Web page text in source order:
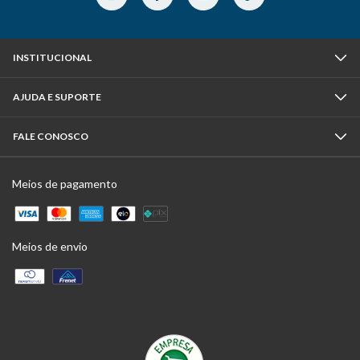
INSTITUCIONAL
AJUDA E SUPORTE
FALE CONOSCO
Meios de pagamento
Meios de envio